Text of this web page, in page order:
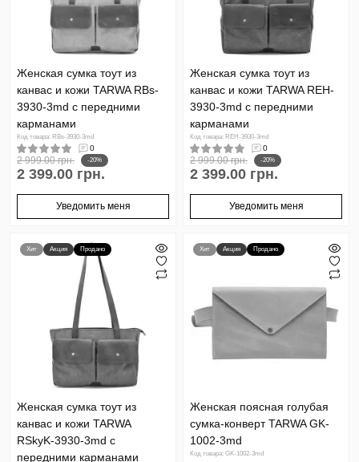
Женская сумка тоут из
канвас и кожи TARWA RBs-
3930-3md с передними
карманами
Код товара: RBs-3930-3md
0
2 999.00 грн. -20%
2 399.00 грн.
Уведомить меня
Женская сумка тоут из
канвас и кожи TARWA REH-
3930-3md с передними
карманами
Код товара: REH-3930-3md
0
2 999.00 грн. -20%
2 399.00 грн.
Уведомить меня
Хит Акция Продано
Женская сумка тоут из
канвас и кожи TARWA
RSkyK-3930-3md с
передними карманами
Хит Акция Продано
Женская поясная голубая
сумка-конверт TARWA GK-
1002-3md
Код товара: GK-1002-3md